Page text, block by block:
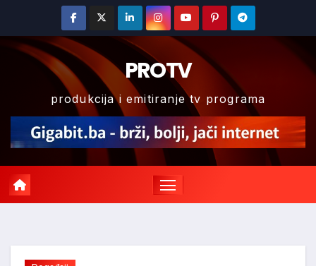
content
PROTV
produkcija i emitiranje tv programa